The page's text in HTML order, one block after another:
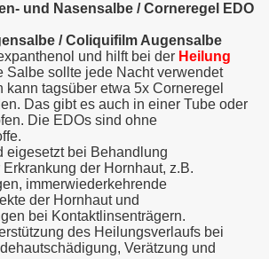
und Nasensalbe / Corneregel EDO
/Coliquifilm Augensalbe
und hilft bei der Heilung
Salbe sollte jede Nacht verwendet
kann tagsüber etwa 5x Corneregel
Das gibt es auch in einer Tube oder
Die EDOs sind ohne
eigesetzt bei Behandlung
der Hornhaut, z.B.
immerwiederkehrende
der Hornhaut und
bei Kontaktlinsenträgern.
des Heilungsverlaufs bei
Verätzung und